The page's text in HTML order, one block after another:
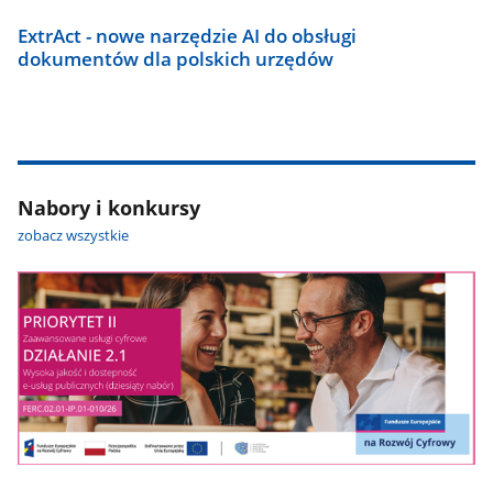
ExtrAct - nowe narzędzie AI do obsługi
dokumentów dla polskich urzędów
Nabory i konkursy
zobacz wszystkie